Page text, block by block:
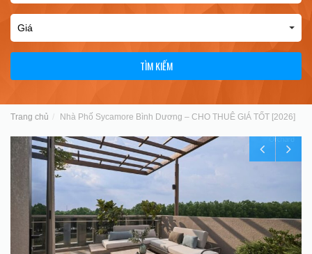
TÌM KIẾM
Trang chủ Nhà Phố Sycamore Bình Dương – CHO THUÊ GIÁ TỐT [2026]